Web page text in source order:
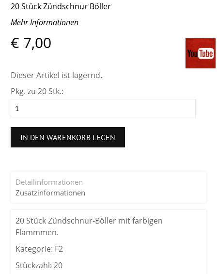
20 Stück Zündschnur Böller
Mehr Informationen
€ 7,00
Dieser Artikel ist lagernd.
Pkg. zu 20 Stk.:
IN DEN WARENKORB LEGEN
Detailinformationen
Zusatzinformationen
20 Stück Zündschnur-Böller mit farbigen
Flammmen.
Kategorie: F2
Stückzahl: 20